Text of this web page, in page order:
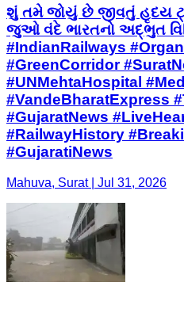
શું તમે જોયું છે જીવતું હૃદય
જુઓ વંદે ભારતનો અદ્ભુત
#IndianRailways
#GreenCorridor
#UNMehtaHospital
#VandeBharatExpress
#GujaratNews
#RailwayHistory
#GujaratiNews
Mahuva, Surat | Jul 31, 2026